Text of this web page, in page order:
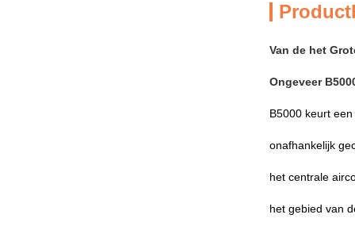
Van de het
Ongeveer
B5000 keurt
onafhankelijk
het centrale
het gebied van